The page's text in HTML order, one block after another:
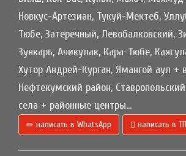
Новкус-Артезиан, Тукуй-Мектеб,
Тюбе, Затеречный, Левобалковский,
Зункарь, Ачикулак, Кара-Тюбе,
Хутор Андрей-Курган, Ямангой аул +
Нефтекумский район,
села + районные центры...
написать в WhatsApp написать в ТП